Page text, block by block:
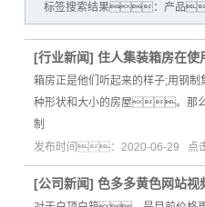
标签搜索结果：产品
[行业新闻] 住人集装箱房在使
箱房正是他们听起来的样子;用
种形状和大小的房屋。那
制
发布时间：2020-06-29
[公司新闻] 色多多黄色网站视